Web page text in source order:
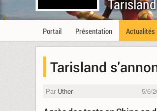
Tarisland
Portail Présentation Actualités
Tarisland
Par Uther 5/6/